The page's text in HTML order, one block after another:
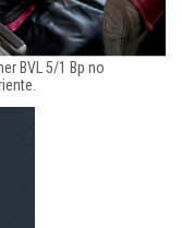
BVL 5/1 Bp no